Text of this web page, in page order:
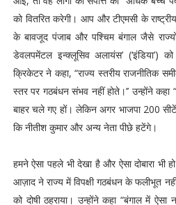
को वितरित करेगी। आप और टीएमसी के राष्ट्रीय
के बावजूद पंजाब और पश्चिम बंगाल जैसे
डेवलपमेंटल इन्क्लूसिव अलायंस’ (‘इंडिया’)
क्रिकेटर ने कहा, “राज्य स्तरीय राजनीतिक
स्तर पर गठबंधन संभव नहीं होते।’’ उन्होंने
बाहर चले गए हों। लेकिन अगर भाजपा 200
कि नीतीश कुमार और अन्य नेता पीछे हटेंगे।
हमने ऐसा पहले भी देखा है और ऐसा दोबारा भी
आज़ाद ने राज्य में विपक्षी गठबंधन के फलीभूत
को दोषी ठहराया। उन्होंने कहा “बंगाल में